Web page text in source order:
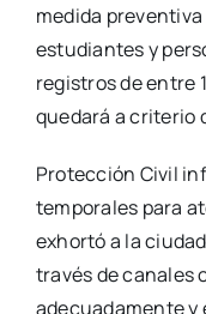
medida
estudiantes y
registros de entre
quedará a criterio
Protección Civil
temporales para
exhortó a la
través de canales
adecuadamente y